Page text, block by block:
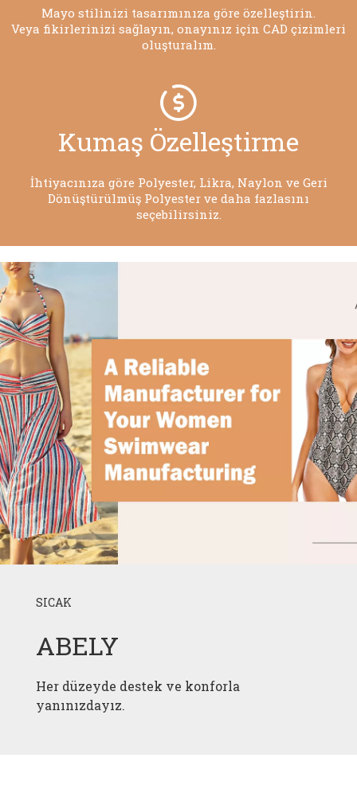
Mayo stilinizi tasarımınıza göre özelleştirin.
Veya fikirlerinizi sağlayın, onayınız için CAD çizimleri
oluşturalım.
Kumaş Özelleştirme
İhtiyacınıza göre Polyester, Likra, Naylon ve Geri
Dönüştürülmüş Polyester ve daha fazlasını
seçebilirsiniz.
SICAK
ABELY
Her düzeyde destek ve konforla
yanınızdayız.